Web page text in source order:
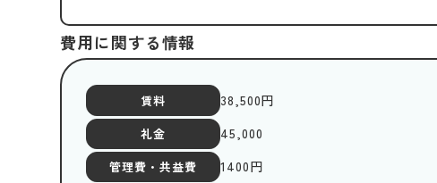
費用に関する情報
賃料 38,500円
礼金 45,000
管理費・共益費 1400円